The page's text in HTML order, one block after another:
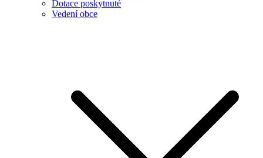
Dotace poskytnuté
Vedení obce